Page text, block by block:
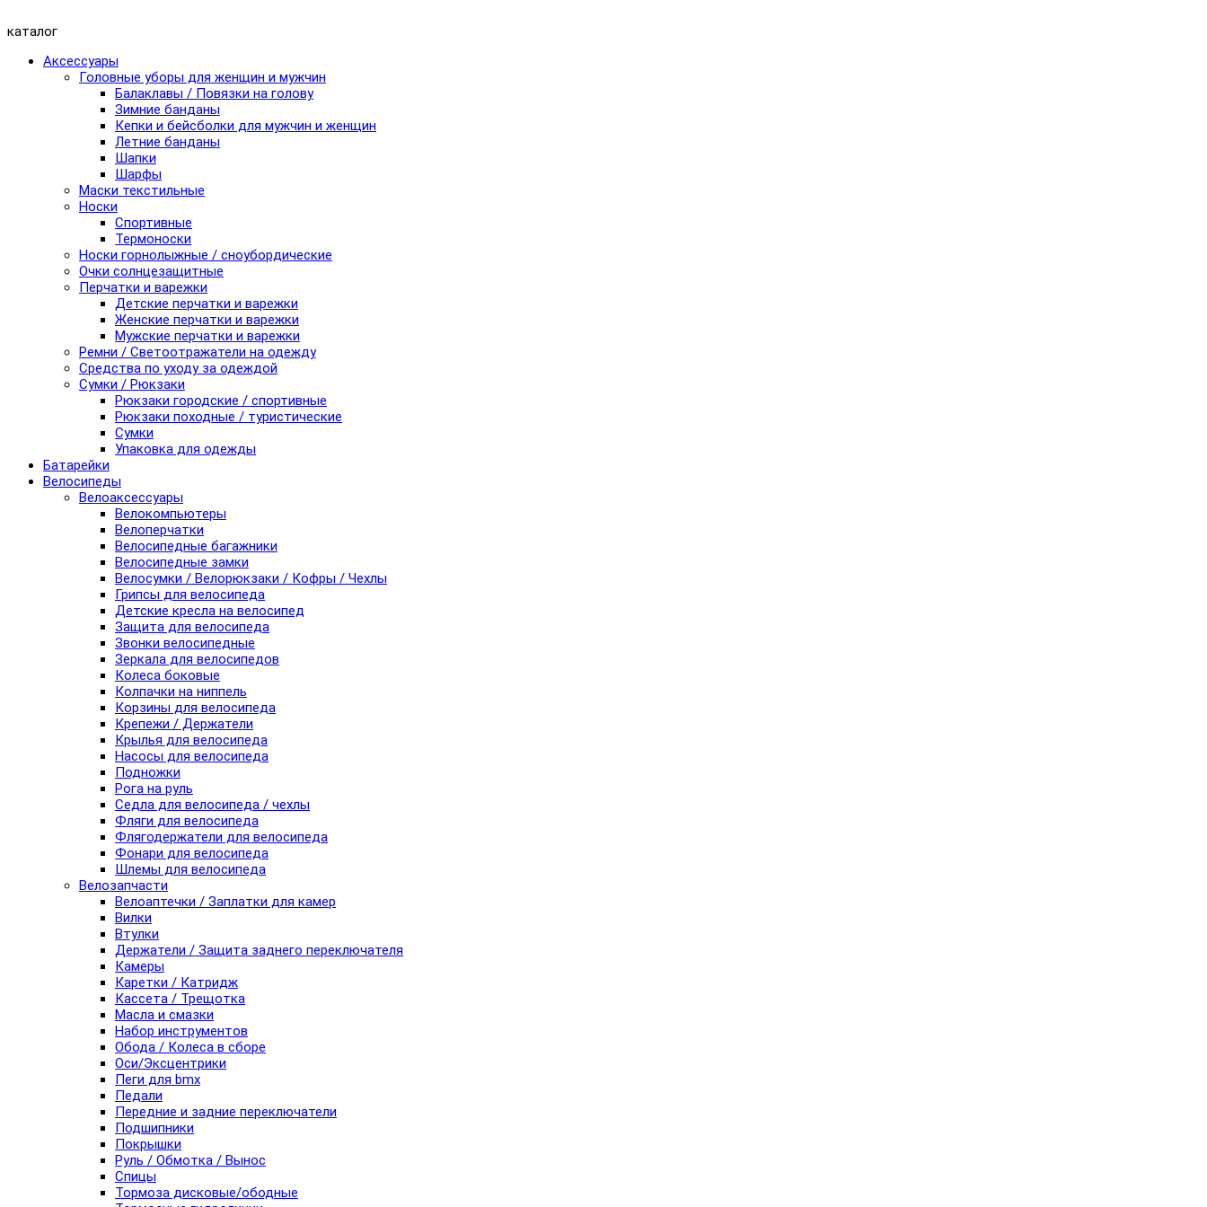
каталог
Аксессуары
Головные уборы для женщин и мужчин
Балаклавы / Повязки на голову
Зимние банданы
Кепки и бейсболки для мужчин и женщин
Летние банданы
Шапки
Шарфы
Маски текстильные
Носки
Спортивные
Термоноски
Носки горнолыжные / сноубордические
Очки солнцезащитные
Перчатки и варежки
Детские перчатки и варежки
Женские перчатки и варежки
Мужские перчатки и варежки
Ремни / Светоотражатели на одежду
Средства по уходу за одеждой
Сумки / Рюкзаки
Рюкзаки городские / спортивные
Рюкзаки походные / туристические
Сумки
Упаковка для одежды
Батарейки
Велосипеды
Велоаксессуары
Велокомпьютеры
Велоперчатки
Велосипедные багажники
Велосипедные замки
Велосумки / Велорюкзаки / Кофры / Чехлы
Грипсы для велосипеда
Детские кресла на велосипед
Защита для велосипеда
Звонки велосипедные
Зеркала для велосипедов
Колеса боковые
Колпачки на ниппель
Корзины для велосипеда
Крепежи / Держатели
Крылья для велосипеда
Насосы для велосипеда
Подножки
Рога на руль
Седла для велосипеда / чехлы
Фляги для велосипеда
Флягодержатели для велосипеда
Фонари для велосипеда
Шлемы для велосипеда
Велозапчасти
Велоаптечки / Заплатки для камер
Вилки
Втулки
Держатели / Защита заднего переключателя
Камеры
Каретки / Катридж
Кассета / Трещотка
Масла и смазки
Набор инструментов
Обода / Колеса в сборе
Оси/Эксцентрики
Пеги для bmx
Педали
Передние и задние переключатели
Подшипники
Покрышки
Руль / Обмотка / Вынос
Спицы
Тормоза дисковые/ободные